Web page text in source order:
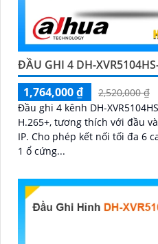
ĐẦU GHI 4 DH-
1,764,000 ₫
2,520,000 ₫
Đầu ghi 4 kênh DH-
H.265+, tương thích với đầu
IP. Cho phép kết nối tối đa 6 camera IP 6MP và lưu trữ qua
1 ổ cứng...